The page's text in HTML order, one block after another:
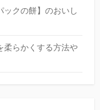
ックの餅】のおいし
柔らかくする方法や